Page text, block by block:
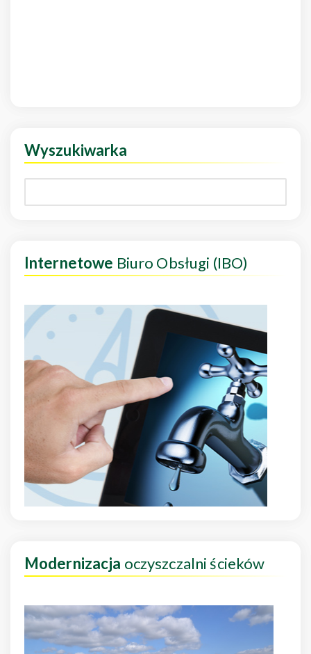
Wyszukiwarka
Internetowe Biuro Obsługi (IBO)
Modernizacja oczyszczalni ścieków